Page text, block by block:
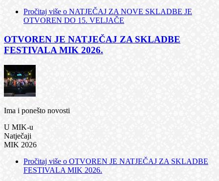
Pročitaj više o NATJEČAJ ZA NOVE SKLADBE JE
OTVOREN DO 15. VELJAČE
OTVOREN JE NATJEČAJ ZA SKLADBE
FESTIVALA MIK 2026.
Ima i ponešto novosti
U MIK-u
Natječaji
MIK 2026
Pročitaj više o OTVOREN JE NATJEČAJ ZA SKLADBE
FESTIVALA MIK 2026.